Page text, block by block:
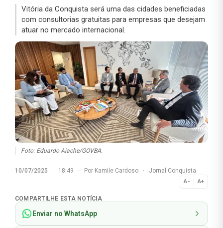
Vitória da Conquista será uma das cidades beneficiadas
com consultorias gratuitas para empresas que desejam
atuar no mercado internacional.
Foto: Eduardo Aiache/GOVBA.
10/07/2025 · 18:49 · Por Kamile Cardoso · Jornal Conquista
A− A+
Normal
COMPARTILHE ESTA NOTÍCIA
Enviar no WhatsApp